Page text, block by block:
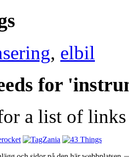
, elbil
for
a list of